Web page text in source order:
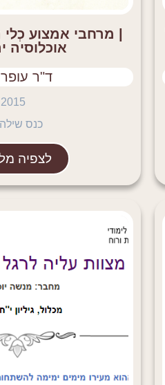
| מרחבי אמצוע
אוכלוסיה
ד"ר
2015
כנס שילה
לצפיה